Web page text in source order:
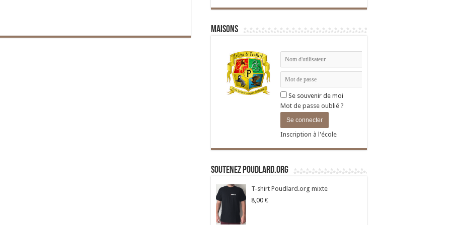
Maisons
Se souvenir de moi
Mot de passe oublié ?
Inscription à l'école
Soutenez Poudlard.org
T-shirt Poudlard.org mixte
8,00 €